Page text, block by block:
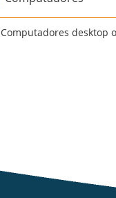
Computadores desktop